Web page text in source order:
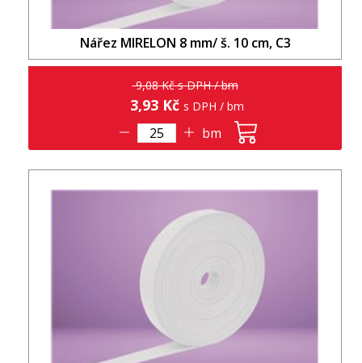
Nářez MIRELON 8 mm/ š. 10 cm, C3
9,08 Kč s DPH / bm
3,93 Kč s DPH / bm
bm